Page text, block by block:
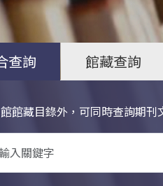
查詢 館藏查詢
館藏目錄外，可同時查詢期刊
搜尋